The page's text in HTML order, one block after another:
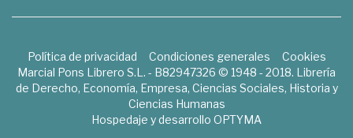
Política de privacidad Condiciones generales
Cookies
Marcial Pons Librero S.L. - B82947326 © 1948 - 2018. Librería
de Derecho, Economía, Empresa, Ciencias Sociales, Historia y
Ciencias Humanas
Hospedaje y desarrollo OPTYMA